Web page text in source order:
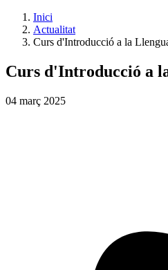
Inici
Actualitat
Curs d'Introducció a la
Curs d'Introducció a
04 març 2025